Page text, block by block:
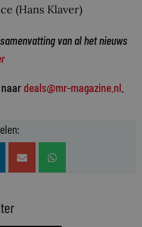
(Hans Klaver)
van al het nieuws
deals@mr-magazine.nl